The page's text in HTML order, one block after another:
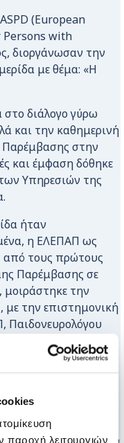
παροχή λειτουργιών
(European
Persons with
διοργάνωσαν την
με θέμα: «Η
διάλογο γύρω
και την καθημερινή
στην
και έμφαση δόθηκε
Υπηρεσιών της
ήταν
η ΕΛΕΠΑΠ ως
από τους πρώτους
Παρέμβασης σε
μοιράστηκε την
με την επιστημονική
Παιδονευρολόγου
Μαρίας.
πρακτικές της
ΕΛΕΠΑΠ, από την
Θεραπευτικών
Ελένη,